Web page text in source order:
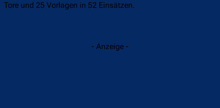
Tore und 25 Vorlagen in 52 Einsätzen.
- Anzeige -